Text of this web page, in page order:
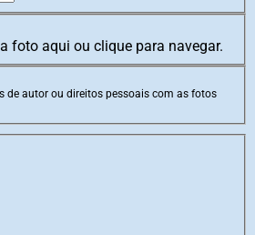
foto aqui ou clique para navegar.
de autor ou direitos pessoais com as fotos